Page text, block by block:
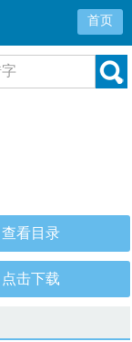
首页
查看目录
点击下载